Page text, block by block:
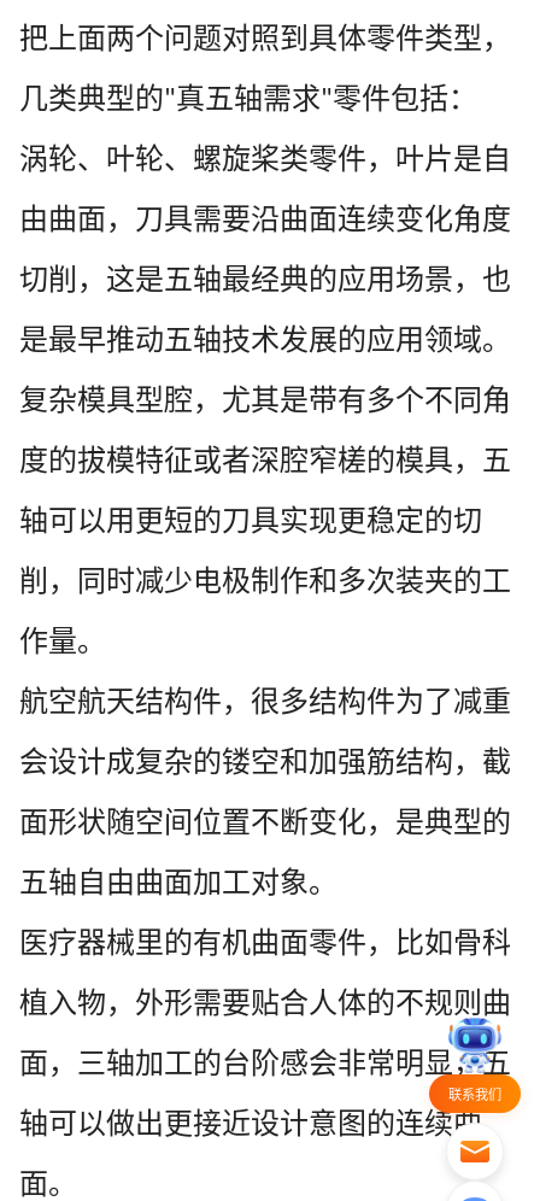
把上面两个问题对照到具体零件类型，
几类典型的"真五轴需求"零件包括：
涡轮、叶轮、螺旋桨类零件，叶片是自
由曲面，刀具需要沿曲面连续变化角度
切削，这是五轴最经典的应用场景，也
是最早推动五轴技术发展的应用领域。
复杂模具型腔，尤其是带有多个不同角
度的拔模特征或者深腔窄槎的模具，五
轴可以用更短的刀具实现更稳定的切
削，同时减少电极制作和多次装夹的工
作量。
航空航天结构件，很多结构件为了减重
会设计成复杂的镂空和加强筋结构，截
面形状随空间位置不断变化，是典型的
五轴自由曲面加工对象。
医疗器械里的有机曲面零件，比如骨科
植入物，外形需要贴合人体的不规则曲
面，三轴加工的台阶感会非常明显，五
轴可以做出更接近设计意图的连续曲
面。
联系我们